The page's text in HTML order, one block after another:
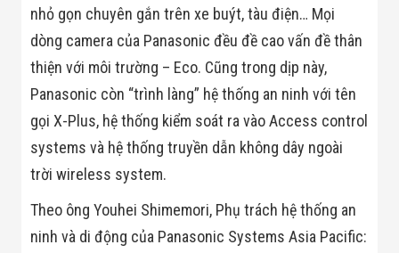
Minh
Cổng Từ Siêu
Thị
Máy Đếm
Người
Máy Dò Tìm
Thuốc Nổ
Phòng Chống
Khủng Bố
THIẾT BỊ
CHUYÊN
DỤNG
nhỏ gọn chuyên gắn trên xe buýt, tàu điện… Mọi
dòng camera của Panasonic đều đề cao vấn đề thân
thiện với môi trường – Eco. Cũng trong dịp này,
Panasonic còn “trình làng” hệ thống an ninh với tên
gọi X-Plus, hệ thống kiểm soát ra vào Access control
systems và hệ thống truyền dẫn không dây ngoài
trời wireless system.
Theo ông Youhei Shimemori, Phụ trách hệ thống an
ninh và di động của Panasonic Systems Asia Pacific: